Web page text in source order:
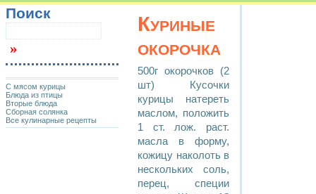
Куриные
окорочка
500г окорочков (2
шт) Кусочки
курицы натереть
маслом, положить
1 ст. лож. раст.
масла в форму,
кожицу наколоть в
нескольких соль,
перец, специи
Поиск
С мясом курицы
Блюда из птицы
Вторые блюда
Сборная солянка
Все кулинарные рецепты